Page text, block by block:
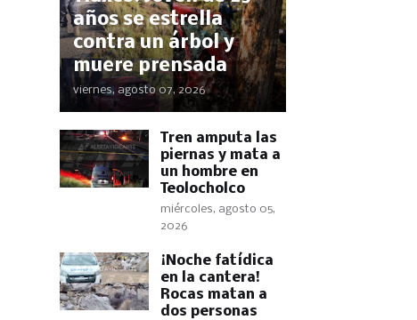
años se estrella
contra un árbol y
muere prensada
viernes, agosto 07, 2026
Tren amputa las
piernas y mata a
un hombre en
Teolocholco
miércoles, agosto 05,
2026
​¡Noche fatídica
en la cantera!
Rocas matan a
dos personas